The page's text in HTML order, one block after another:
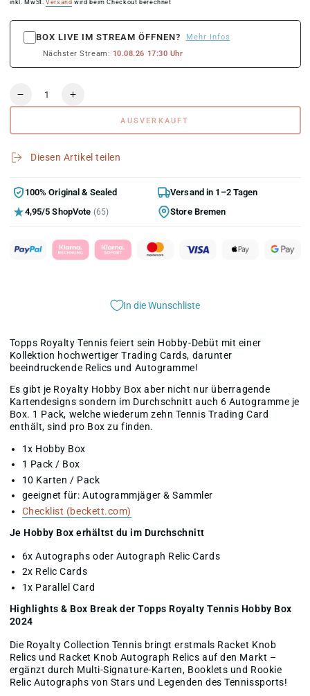
Preis
inkl. MwSt.Versand wird beim Checkout berechnet
BOX LIVE IM STREAM ÖFFNEN?
Mehr Infos
Nächster Stream: 10.08.26 17:30 Uhr
Verringere
Topps
Hobby
2024
Erhöhe
Topps
Hobby
2024
AUSVERKAUFT
Diesen Artikel teilen
100% Original & Sealed
Versand in 1–2 Tagen
4,95/5 ShopVote (65) Store Bremen
In die Wunschliste
Topps Royalty Tennis feiert sein Hobby-Debüt mit einer
Kollektion hochwertiger Trading Cards, darunter
beeindruckende Relics und Autogramme!
Es gibt je Royalty Hobby Box aber nicht nur überragende
Kartendesigns sondern im Durchschnitt auch 6 Autogramme je
Box. 1 Pack, welche wiederum zehn Tennis Trading Card
enthält, sind pro Box zu finden.
1x Hobby Box
1 Pack / Box
10 Karten / Pack
geeignet für: Autogrammjäger & Sammler
Checklist (beckett.com)
Je Hobby Box erhältst du im Durchschnitt
6x Autographs oder Autograph Relic Cards
2x Relic Cards
1x Parallel Card
Highlights & Box Break der Topps Royalty Tennis Hobby Box
2024
Die Royalty Collection Tennis bringt erstmals Racket Knob
Relics und Racket Knob Autograph Relics auf den Markt –
ergänzt durch Multi-Signature-Karten, Booklets und Rookie
Relic Autographs von Stars und Legenden des Tennissports!